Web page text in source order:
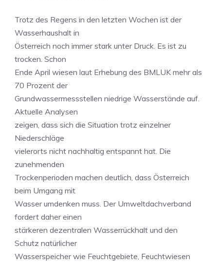
Trotz des Regens in den letzten Wochen ist der
Wasserhaushalt in
Österreich noch immer stark unter Druck. Es ist zu
trocken. Schon
Ende April wiesen laut Erhebung des BMLUK mehr als
70 Prozent der
Grundwassermessstellen niedrige Wasserstände auf.
Aktuelle Analysen
zeigen, dass sich die Situation trotz einzelner
Niederschläge
vielerorts nicht nachhaltig entspannt hat. Die
zunehmenden
Trockenperioden machen deutlich, dass Österreich
beim Umgang mit
Wasser umdenken muss. Der Umweltdachverband
fordert daher einen
stärkeren dezentralen Wasserrückhalt und den
Schutz natürlicher
Wasserspeicher wie Feuchtgebiete, Feuchtwiesen